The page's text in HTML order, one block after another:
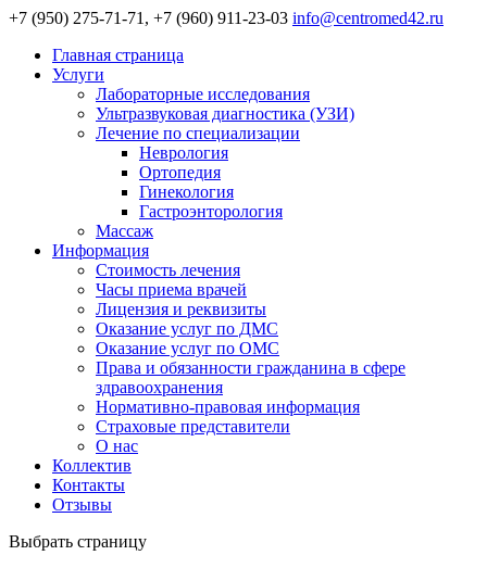
+7 (950) 275-71-71, +7 (960) 911-23-03 info@centromed42.ru
Главная страница
Услуги
Лабораторные исследования
Ультразвуковая диагностика (УЗИ)
Лечение по специализации
Неврология
Ортопедия
Гинекология
Гастроэнторология
Массаж
Информация
Стоимость лечения
Часы приема врачей
Лицензия и реквизиты
Оказание услуг по ДМС
Оказание услуг по ОМС
Права и обязанности гражданина в сфере
здравоохранения
Нормативно-правовая информация
Страховые представители
О нас
Коллектив
Контакты
Отзывы
Выбрать страницу